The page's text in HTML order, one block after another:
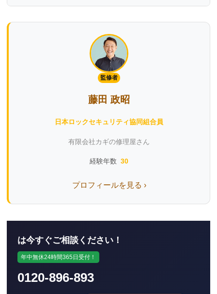
監修者
藤田 政昭
日本ロックセキュリティ協同組合員
有限会社カギの修理屋さん
経験年数 30
プロフィールを見る ›
は今すぐご相談ください！
年中無休24時間365日受付！
0120-896-893